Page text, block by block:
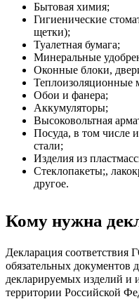
Бытовая химия;
Гигиенические
щетки);
Туалетная бумага;
Минеральные
Оконные блоки,
Теплоизоляционные
Обои и фанера;
Аккумуляторы;
Высоковольтная
Посуда, в том числе
стали;
Изделия из
Стеклопакеты;,
другое.
Кому нужна
Декларация
обязательных документов
декларируемых изделий и
территории Российской